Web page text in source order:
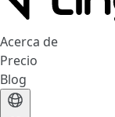
Acerca de
Precio
Blog